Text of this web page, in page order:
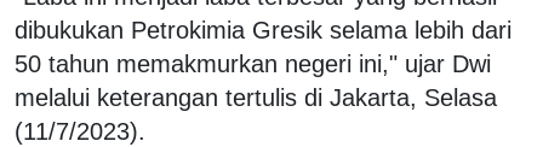
dibukukan Petrokimia Gresik selama lebih dari
50 tahun memakmurkan negeri ini," ujar Dwi
melalui keterangan tertulis di Jakarta, Selasa
(11/7/2023).